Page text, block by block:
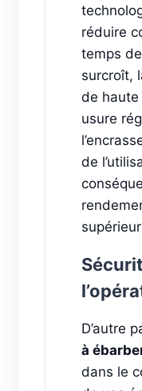
réduire
temps
surcroît,
de haute
usure
de
supérieur
D’autre
à
dans le